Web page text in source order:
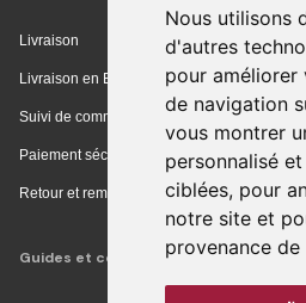
Nous utilisons
d'autres
pour améliorer
de navigation
vous montrer
personnalisé
ciblées, pour
notre site et
provenance
Livraison
Livraison en Europe
Suivi de commande
Paiement sécurisé
Retour et remboursement
Guides et conseils